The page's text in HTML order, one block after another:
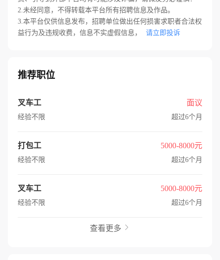
2.未经同意，不得转载本平台所有招聘信息及作品。
3.本平台仅供信息发布，招聘单位做出任何损害求职者合法权
益行为及违规收费，信息不实虚假信息，
请立即投诉
推荐职位
叉车工 面议
经验不限 超过6个月
打包工 5000-8000元
经验不限 超过6个月
叉车工 5000-8000元
经验不限 超过6个月
查看更多 